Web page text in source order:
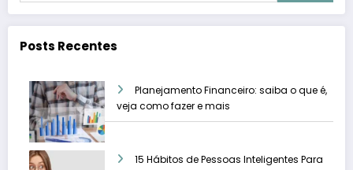
Posts Recentes
Planejamento Financeiro: saiba o que é,
veja como fazer e mais
15 Hábitos de Pessoas Inteligentes Para